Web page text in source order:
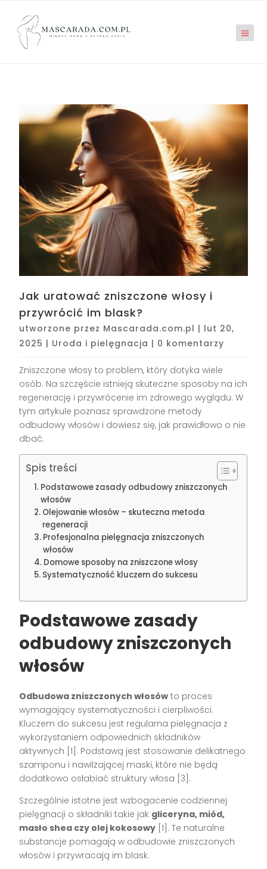
Jak uratować zniszczone włosy i
przywrócić im blask?
utworzone przez Mascarada.com.pl | lut 20,
2025 | Uroda i pielęgnacja | 0 komentarzy
Zniszczone włosy to problem, który dotyka wiele
osób. Na szczęście istnieją skuteczne sposoby na ich
regenerację i przywrócenie im zdrowego wyglądu. W
tym artykule poznasz sprawdzone metody
odbudowy włosów i dowiesz się, jak prawidłowo o nie
dbać.
Spis treści
Podstawowe zasady odbudowy zniszczonych
włosów
Olejowanie włosów – skuteczna metoda
regeneracji
Profesjonalna pielęgnacja zniszczonych
włosów
Domowe sposoby na zniszczone włosy
Systematyczność kluczem do sukcesu
Podstawowe zasady
odbudowy zniszczonych
włosów
Odbudowa zniszczonych włosów to proces
wymagający systematyczności i cierpliwości.
Kluczem do sukcesu jest regularna pielęgnacja z
wykorzystaniem odpowiednich składników
aktywnych [1]. Podstawą jest stosowanie delikatnego
szamponu i nawilżającej maski, które nie będą
dodatkowo osłabiać struktury włosa [3].
Szczególnie istotne jest wzbogacenie codziennej
pielęgnacji o składniki takie jak gliceryna, miód,
masło shea czy olej kokosowy [1]. Te naturalne
substancje pomagają w odbudowie zniszczonych
włosów i przywracają im blask.